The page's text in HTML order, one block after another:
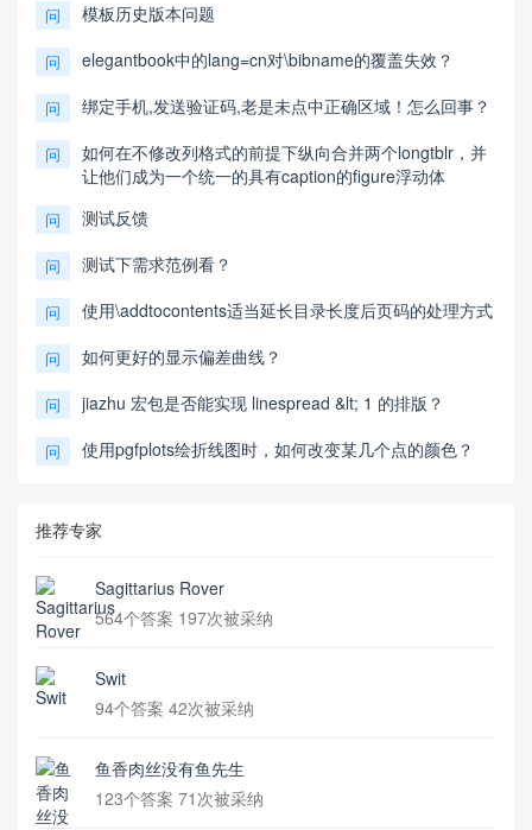
问 模板历史版本问题
问 elegantbook中的lang=cn对\bibname的覆盖失效？
问 绑定手机,发送验证码,老是未点中正确区域！怎么回事？
问
如何在不修改列格式的前提下纵向合并两个longtblr，并
让他们成为一个统一的具有caption的figure浮动体
问 测试反馈
问 测试下需求范例看？
问 使用\addtocontents适当延长目录长度后页码的处理方式
问 如何更好的显示偏差曲线？
问 jiazhu 宏包是否能实现 linespread &lt; 1 的排版？
问 使用pgfplots绘折线图时，如何改变某几个点的颜色？
推荐专家
Sagittarius Rover
564个答案 197次被采纳
Swit
94个答案 42次被采纳
鱼香肉丝没有鱼先生
123个答案 71次被采纳